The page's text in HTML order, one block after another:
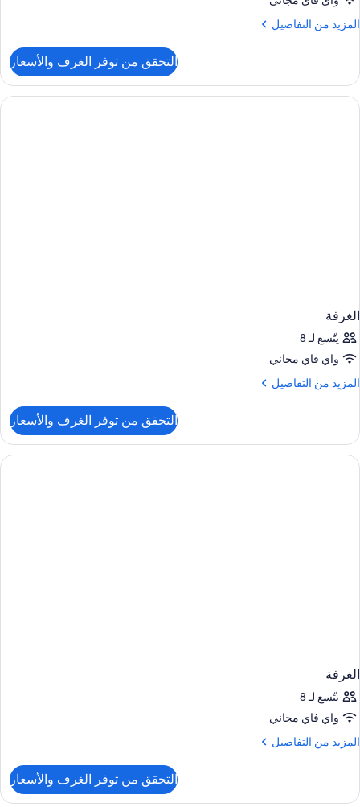
المزيد من التفاصيل
المزيد
Corner
twin
room
التحقق من توفر الغرف والأسعار
الغرفة
يتّسع لـ 8
واي فاي مجاني
المزيد من التفاصيل
المزيد
الغرفة
التحقق من توفر الغرف والأسعار
الغرفة
يتّسع لـ 8
واي فاي مجاني
المزيد من التفاصيل
المزيد
الغرفة
التحقق من توفر الغرف والأسعار